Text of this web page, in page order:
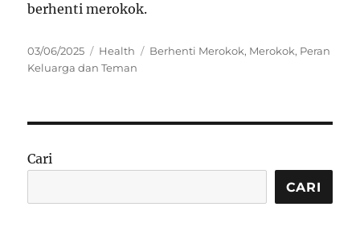
berhenti merokok.
Posted
on
03/06/2025 Categories
Health Tags
Berhenti Merokok, Merokok, Peran
Keluarga dan Teman
Cari
CARI